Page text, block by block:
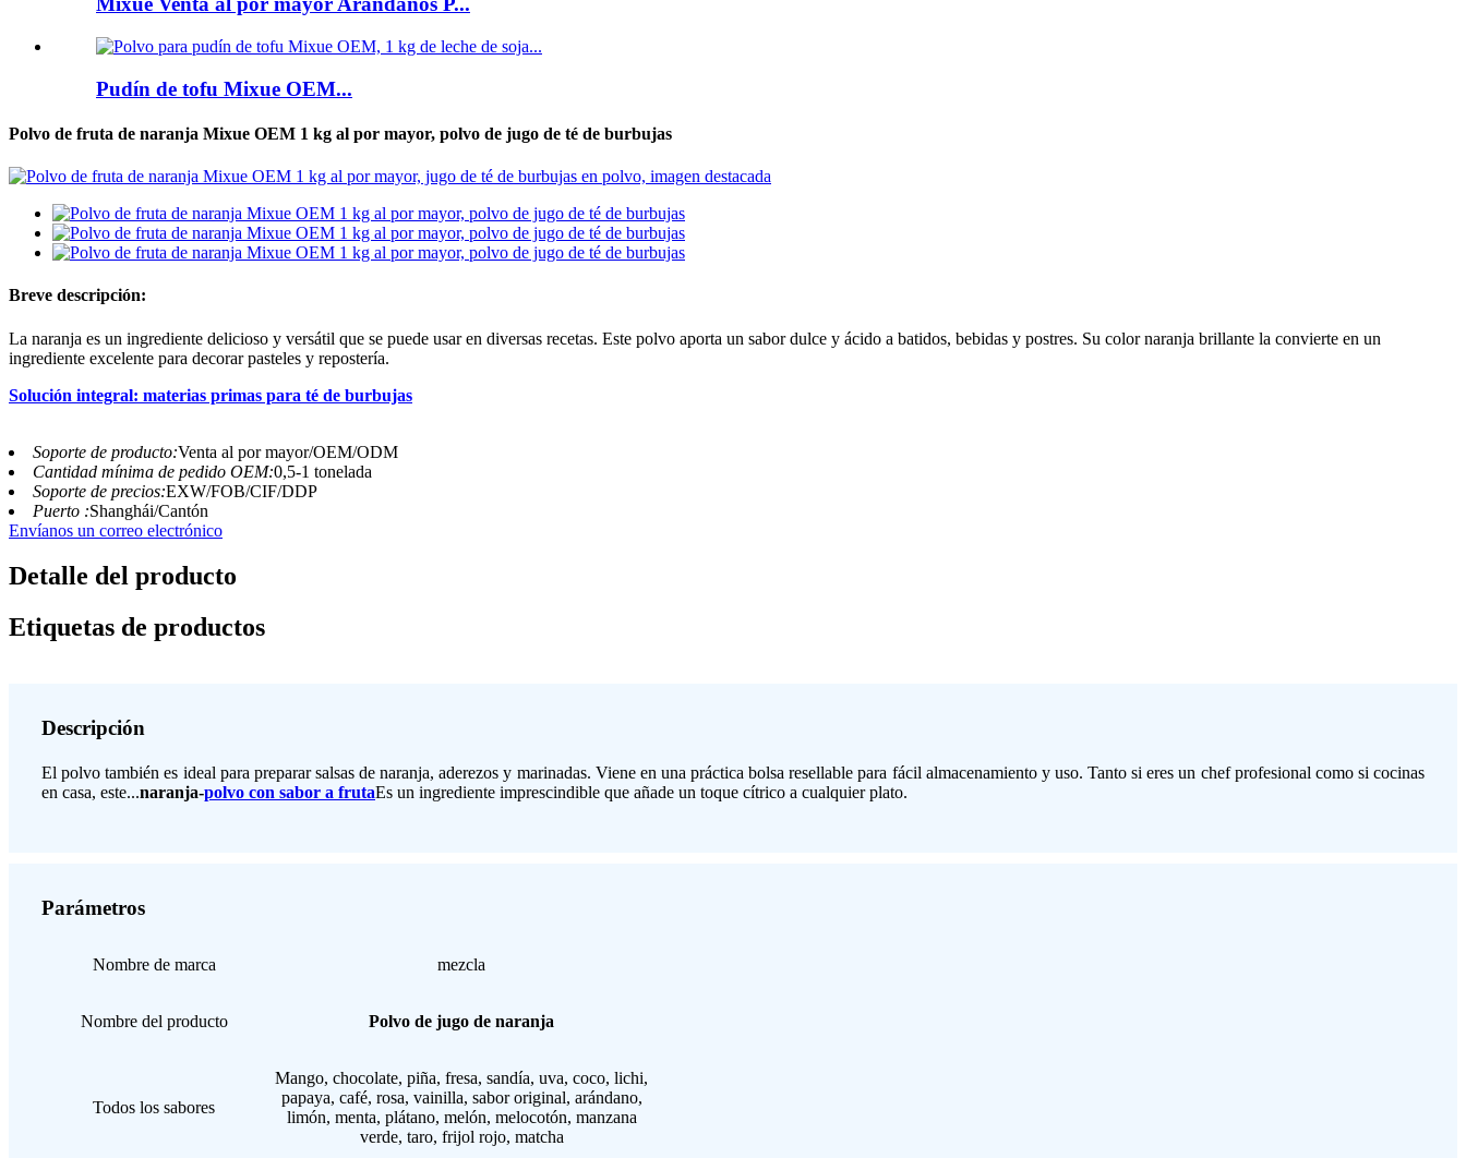
Pudín de tofu Mixue OEM...
Polvo de fruta de naranja Mixue OEM 1 kg al por mayor, polvo de jugo de té de burbujas
Breve descripción:
La naranja es un ingrediente delicioso y versátil que se puede usar en diversas recetas. Este polvo aporta un sabor dulce y ácido a batidos, bebidas y postres. Su color naranja brillante la convierte en un
ingrediente excelente para decorar pasteles y repostería.
Solución integral: materias primas para té de burbujas
Soporte de producto:Venta al por mayor/OEM/ODM
Cantidad mínima de pedido OEM:0,5-1 tonelada
Soporte de precios:EXW/FOB/CIF/DDP
Puerto :Shanghái/Cantón
Envíanos un correo electrónico
Detalle del producto
Etiquetas de productos
Descripción
El polvo también es ideal para preparar salsas de naranja, aderezos y marinadas. Viene en una práctica bolsa resellable para fácil almacenamiento y uso. Tanto si eres un chef profesional como si cocinas
en casa, este...naranja-polvo con sabor a frutaEs un ingrediente imprescindible que añade un toque cítrico a cualquier plato.
Parámetros
Nombre de marca mezcla
Nombre del producto Polvo de jugo de naranja
Todos los sabores
Mango, chocolate, piña, fresa, sandía, uva, coco, lichi,
papaya, café, rosa, vainilla, sabor original, arándano,
limón, menta, plátano, melón, melocotón, manzana
verde, taro, frijol rojo, matcha